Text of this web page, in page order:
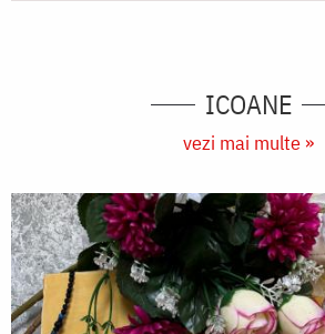
ICOANE
vezi mai multe »